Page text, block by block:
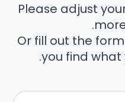
Please adjust
Or fill out the
you find what